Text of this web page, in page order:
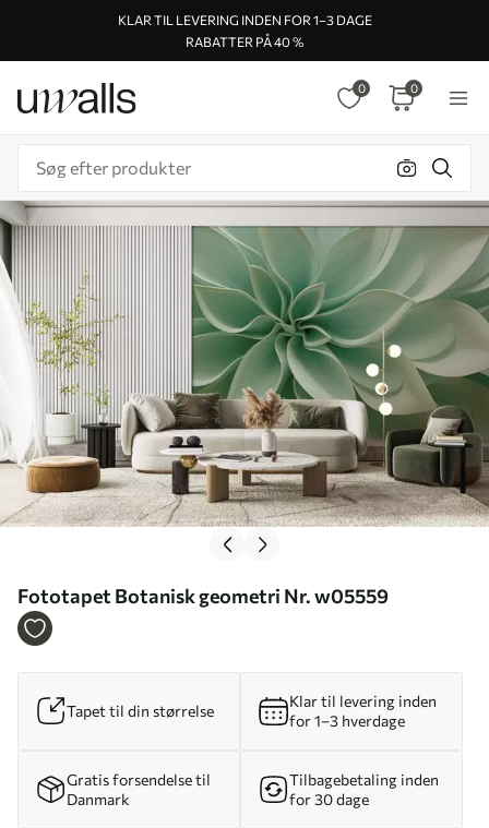
KLAR TIL LEVERING INDEN FOR 1–3 DAGE
RABATTER PÅ 40 %
0 0
Fototapet Botanisk geometri Nr. w05559
Tapet til din størrelse
Klar til levering inden
for 1–3 hverdage
Gratis forsendelse til
Danmark
Tilbagebetaling inden
for 30 dage